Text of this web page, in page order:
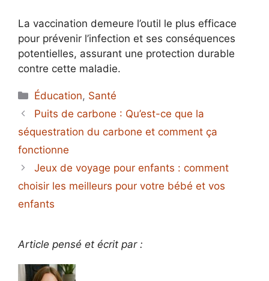
La vaccination demeure l’outil le plus efficace
pour prévenir l’infection et ses conséquences
potentielles, assurant une protection durable
contre cette maladie.
Catégories
Éducation, Santé
Puits de carbone : Qu’est-ce que la
séquestration du carbone et comment ça
fonctionne
Jeux de voyage pour enfants : comment
choisir les meilleurs pour votre bébé et vos
enfants
Article pensé et écrit par :